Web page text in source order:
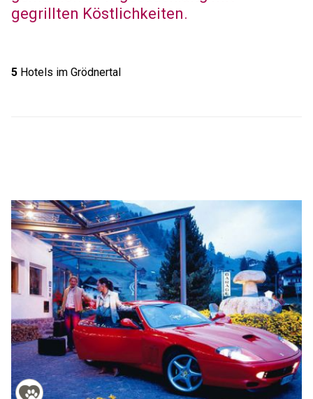
gegrillten Köstlichkeiten.
5Hotels im Grödnertal